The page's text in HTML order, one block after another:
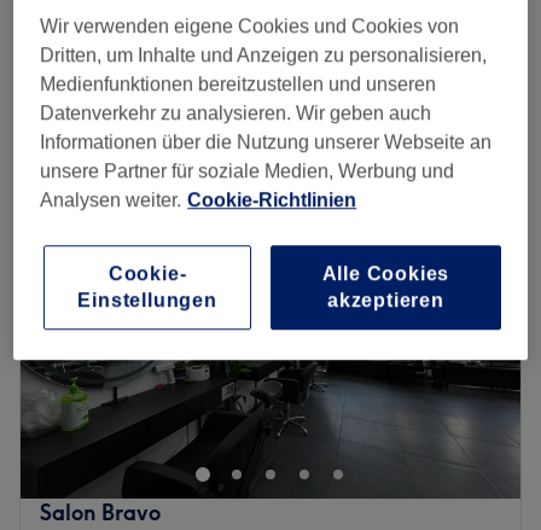
Föhnen
1 Std. 35 Min. - 1 Std. 50 Min.
ab
Schnellansicht Saloninfos
Montag 09:00–18:00
Dienstag
09:00– 18:00
Mittwoch
Freitag
09:00–18:00
Samstag
09:00–15:00
Du möchtest dein Haar und deine Haut mal wieder
verwöhnen lassen? Dann solltest du dir einen Besuch im
Kosmetikstudio Ladies Paradies, im schönen Essen-
Südostviertel nicht entgehen lassen. Die Kombination aus
Haar- und Kosmetikbehandlung sorgt für ein gutes
Komplettpaket.
Salon Bravo
Wir verwenden eigene Cookies und Cookies von
Dritten, um Inhalte und Anzeigen zu personalisieren,
Medienfunktionen bereitzustellen und unseren
Datenverkehr zu analysieren. Wir geben auch
Informationen über die Nutzung unserer Webseite an
unsere Partner für soziale Medien, Werbung und
Analysen weiter. Cookie-Richtlinien
Cookie-
Einstellungen
Alle Cookies
akzeptieren